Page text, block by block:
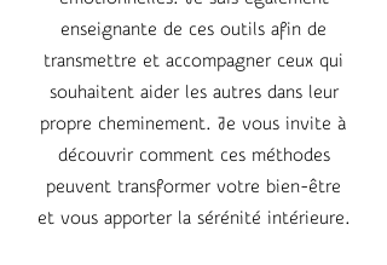
enseignante de ces outils afin de
transmettre et accompagner ceux qui
souhaitent aider les autres dans leur
propre cheminement. Je vous invite à
découvrir comment ces méthodes
peuvent transformer votre bien-être
et vous apporter la sérénité intérieure.